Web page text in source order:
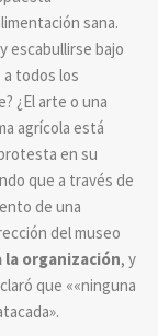
sana.
escabullirse bajo
todos los
¿El arte o una
agrícola está
en su
que a través de
de una
del museo
la organización, y
que ««ninguna